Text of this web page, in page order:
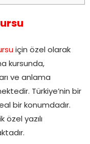
için özel olarak
kursunda,
ve anlama
Türkiye’nin bir
bir konumdadır.
özel yazılı